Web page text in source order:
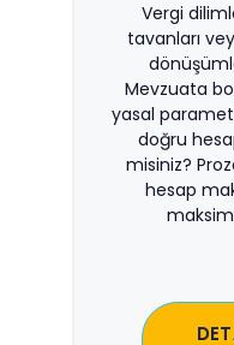
Vergi
tavanları
Mevzuata
yasal
doğru
misiniz?
hesap